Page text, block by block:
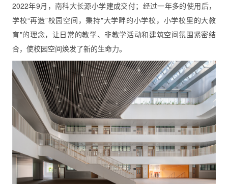
2022年9月，南科大长源小学建成交付；经过一年多的使用后，
学校“再造”校园空间，秉持"大学畔的小学校，小学校里的大教
育"的理念，让日常的教学、非教学活动和建筑空间氛围紧密结
合，使校园空间焕发了新的生命力。